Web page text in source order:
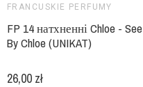
FRANCUSKIE PERFUMY
FP 14 натхненні Chloe - See
By Chloe (UNIKAT)
26,00 zł